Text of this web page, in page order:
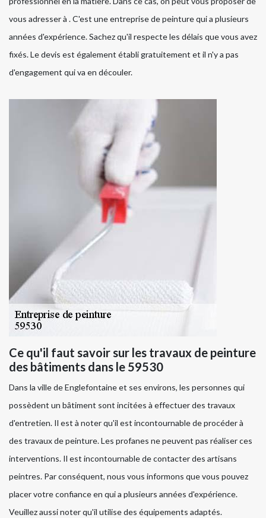
vous adresser à . C'est une entreprise de peinture qui a plusieurs
années d'expérience. Sachez qu'il respecte les délais que vous avez
fixés. Le devis est également établi gratuitement et il n'y a pas
d'engagement qui va en découler.
Ce qu'il faut savoir sur les travaux de peinture
des bâtiments dans le 59530
Dans la ville de Englefontaine et ses environs, les personnes qui
possèdent un bâtiment sont incitées à effectuer des travaux
d'entretien. Il est à noter qu'il est incontournable de procéder à
des travaux de peinture. Les profanes ne peuvent pas réaliser ces
interventions. Il est incontournable de contacter des artisans
peintres. Par conséquent, nous vous informons que vous pouvez
placer votre confiance en qui a plusieurs années d'expérience.
Veuillez aussi noter qu'il utilise des équipements adaptés.